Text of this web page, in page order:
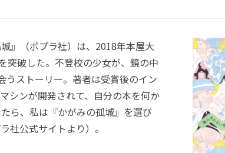
』（ポプラ社）は、2018年本屋大
突破した。不登校の少女が、鏡の中
うストーリー。著者は受賞後のイン
シンが開発されて、自分の本を何か
ら、私は『かがみの孤城』を選び
社公式サイトより）。